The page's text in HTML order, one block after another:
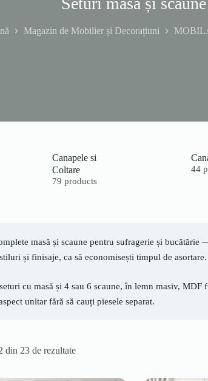
Magazin de Mobilier și Decorațiuni
Canapele si
Coltare
79 products
44
masă și scaune pentru sufragerie și
și finisaje, ca să economisești timpul de asortare.
cu masă și 4 sau 6 scaune, în lemn masiv,
unitar fără să cauți piesele separat.
din 23 de rezultate